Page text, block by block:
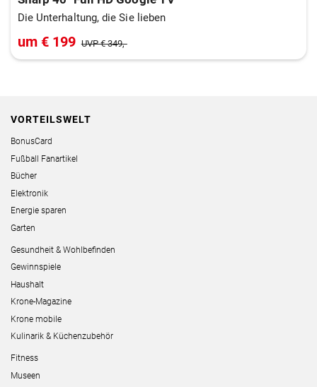
Die Unterhaltung, die Sie lieben
um € 199 UVP € 349,-
VORTEILSWELT
BonusCard
Fußball Fanartikel
Bücher
Elektronik
Energie sparen
Garten
Gesundheit & Wohlbefinden
Gewinnspiele
Haushalt
Krone-Magazine
Krone mobile
Kulinarik & Küchenzubehör
Fitness
Museen